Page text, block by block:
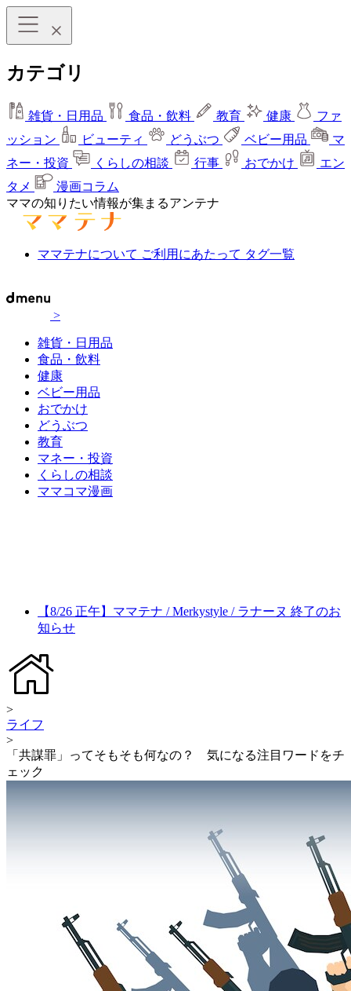
カテゴリ
雑貨・日用品 食品・飲料 教育 健康
ファ
ッション
ビューティ どうぶつ ベビー用品
マ
ネー・投資
くらしの相談 行事 おでかけ
エン
タメ
漫画コラム
ママの知りたい情報が集まるアンテナ
ママテナについて ご利用にあたって タグ一覧
>
雑貨・日用品
食品・飲料
健康
ベビー用品
おでかけ
どうぶつ
教育
マネー・投資
くらしの相談
ママコマ漫画
【8/26 正午】ママテナ / Merkystyle / ラナーヌ 終了のお
知らせ
>
ライフ
>
「共謀罪」ってそもそも何なの？ 気になる注目ワードをチ
ェック